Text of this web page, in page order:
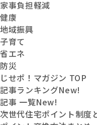
家事負担軽減
健康
地域振興
子育て
省エネ
防災
じせポ！マガジン TOP
記事ランキングNew!
記事 一覧New!
次世代住宅ポイント制度